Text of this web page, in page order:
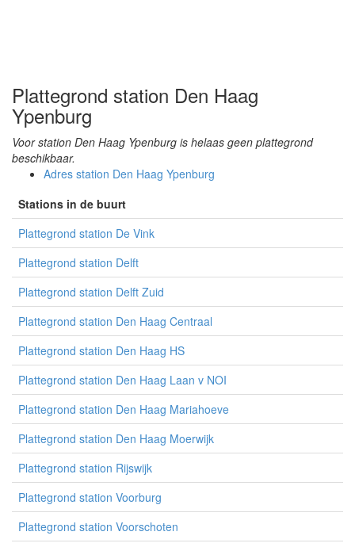
Plattegrond station Den Haag
Ypenburg
Voor station Den Haag Ypenburg is helaas geen plattegrond
beschikbaar.
Adres station Den Haag Ypenburg
Stations in de buurt
Plattegrond station De Vink
Plattegrond station Delft
Plattegrond station Delft Zuid
Plattegrond station Den Haag Centraal
Plattegrond station Den Haag HS
Plattegrond station Den Haag Laan v NOI
Plattegrond station Den Haag Mariahoeve
Plattegrond station Den Haag Moerwijk
Plattegrond station Rijswijk
Plattegrond station Voorburg
Plattegrond station Voorschoten